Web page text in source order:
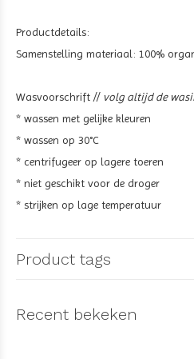
Productdetails:
Samenstelling materiaal: 100%
Wasvoorschrift // volg altijd de
* wassen met gelijke kleuren
* wassen op 30°C
* centrifugeer op lagere toeren
* niet geschikt voor de droger
* strijken op lage temperatuur
Product tags
Recent bekeken